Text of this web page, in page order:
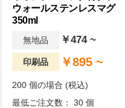
ウォールステンレスマグ
350ml
無地品 ￥474 ~
印刷品 ￥895 ~
200 個の場合 (税込)
最低ご注文数： 30 個